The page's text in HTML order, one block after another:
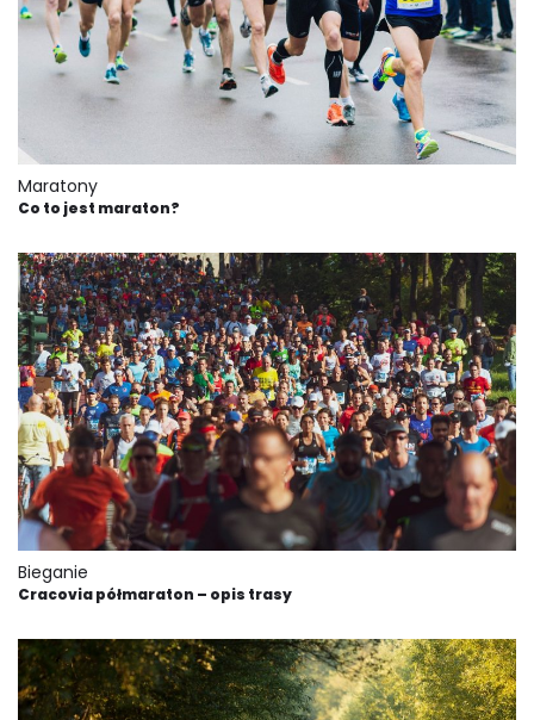
Maratony
Co to jest maraton?
Bieganie
Cracovia półmaraton – opis trasy